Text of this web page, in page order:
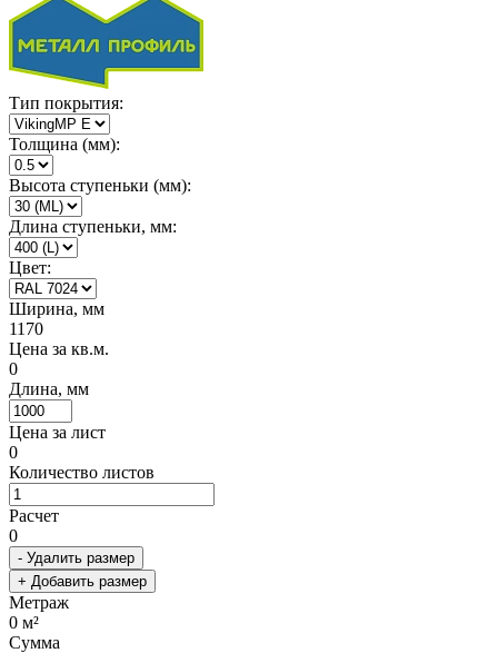
Тип покрытия:
Толщина (мм):
Высота ступеньки (мм):
Длина ступеньки, мм:
Цвет:
Ширина, мм
1170
Цена за кв.м.
0
Длина, мм
Цена за лист
0
Количество листов
Расчет
0
- Удалить размер
+ Добавить размер
Метраж
0 м²
Сумма